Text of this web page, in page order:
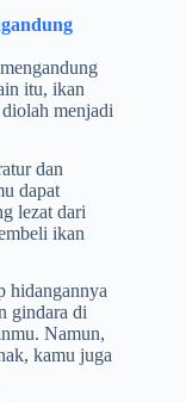
itu, ikan
menjadi
dan
dapat
lezat dari
ikan
hidangannya
gindara di
Namun,
kamu juga